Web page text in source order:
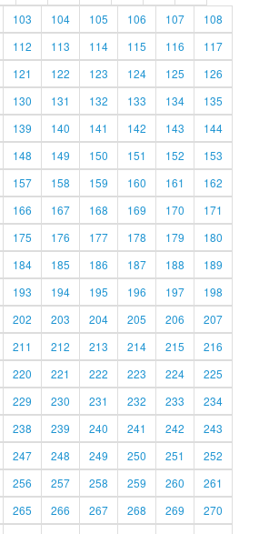
103 104 105 106 107
108
112 113 114 115 116
117
121 122 123 124 125
126
130 131 132 133 134
135
139 140 141 142 143
144
148 149 150 151 152
153
157 158 159 160 161
162
166 167 168 169 170
171
175 176 177 178 179
180
184 185 186 187 188
189
193 194 195 196 197
198
202 203 204 205 206
207
211 212 213 214 215
216
220 221 222 223 224
225
229 230 231 232 233
234
238 239 240 241 242
243
247 248 249 250 251
252
256 257 258 259 260
261
265 266 267 268 269
270